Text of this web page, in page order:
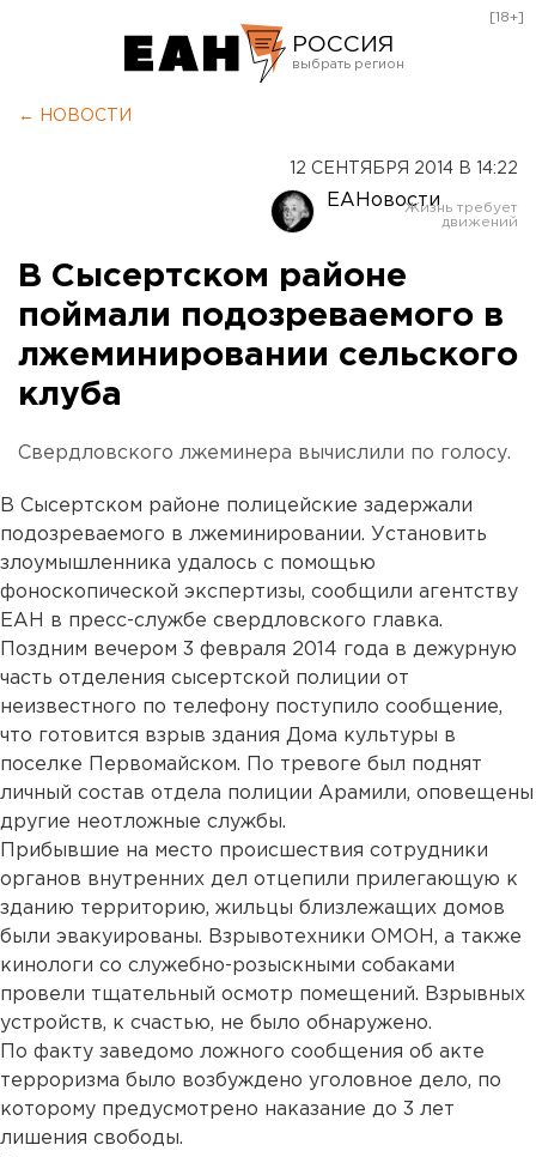
РОССИЯ
Оренбург
[18+]
← НОВОСТИ
12 СЕНТЯБРЯ 2014 В 14:22
ЕАНовости
В Сысертском районе
поймали подозреваемого в
лжеминировании сельского
клуба
Свердловского лжеминера вычислили по голосу.
В Сысертском районе полицейские задержали
подозреваемого в лжеминировании. Установить
злоумышленника удалось с помощью
фоноскопической экспертизы, сообщили агентству
ЕАН в пресс-службе свердловского главка.
Поздним вечером 3 февраля 2014 года в дежурную
часть отделения сысертской полиции от
неизвестного по телефону поступило сообщение,
что готовится взрыв здания Дома культуры в
поселке Первомайском. По тревоге был поднят
личный состав отдела полиции Арамили, оповещены
другие неотложные службы.
Прибывшие на место происшествия сотрудники
органов внутренних дел отцепили прилегающую к
зданию территорию, жильцы близлежащих домов
были эвакуированы. Взрывотехники ОМОН, а также
кинологи со служебно-розыскными собаками
провели тщательный осмотр помещений. Взрывных
устройств, к счастью, не было обнаружено.
По факту заведомо ложного сообщения об акте
терроризма было возбуждено уголовное дело, по
которому предусмотрено наказание до 3 лет
лишения свободы.